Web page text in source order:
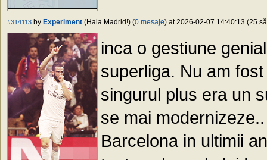
#314113 by Experiment (Hala Madrid!) (0 mesaje) at 2026-02-07 14:40:13 (25
inca o gestiune
superliga. Nu am
singurul plus era un
se mai
Barcelona in ultimii